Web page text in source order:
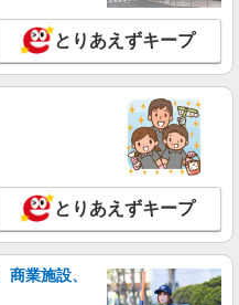
とりあえずキープ
とりあえずキープ
業施設、